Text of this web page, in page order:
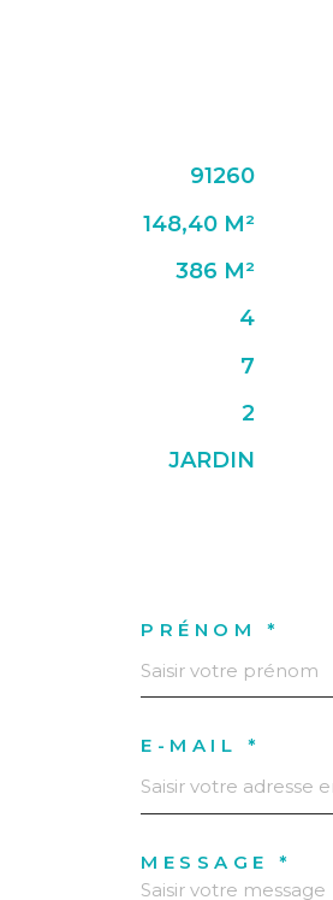
91260
148,40 M²
386 M²
4
7
2
JARDIN
PRÉNOM *
E-MAIL *
MESSAGE *